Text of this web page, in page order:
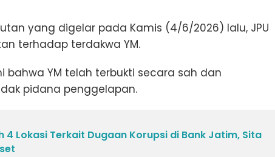
yang digelar pada Kamis (4/6/2026) lalu, JPU
terhadap terdakwa YM.
bahwa YM telah terbukti secara sah dan
pidana penggelapan.
4 Lokasi Terkait Dugaan Korupsi di Bank Jatim, Sita